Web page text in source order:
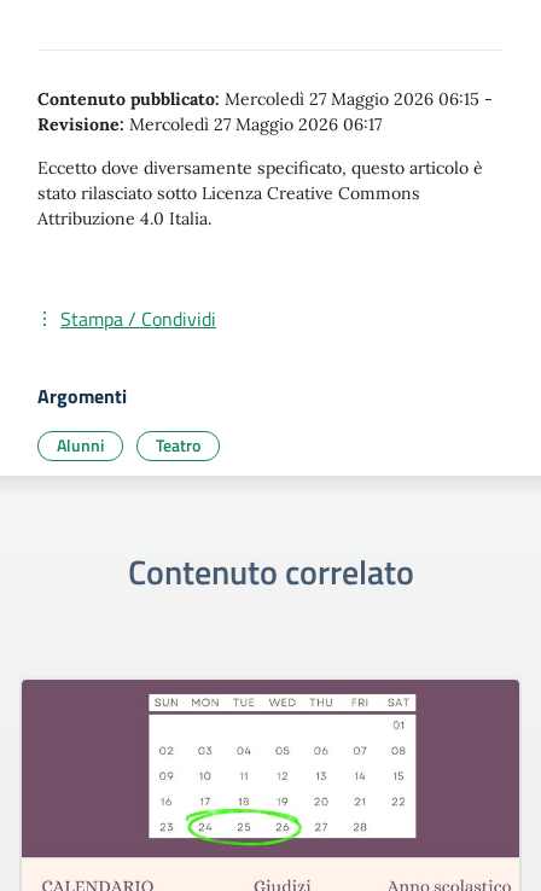
Contenuto pubblicato: Mercoledì 27 Maggio 2026 06:15 -
Revisione: Mercoledì 27 Maggio 2026 06:17
Eccetto dove diversamente specificato, questo articolo è
stato rilasciato sotto Licenza Creative Commons
Attribuzione 4.0 Italia.
Stampa / Condividi
Argomenti
Alunni Teatro
Contenuto correlato